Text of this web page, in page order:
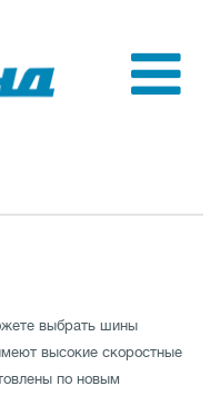
выбрать шины
высокие скоростные
по новым